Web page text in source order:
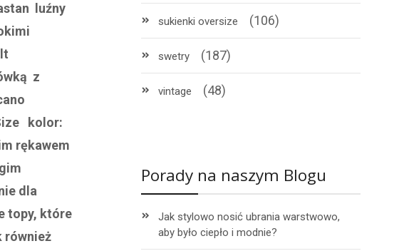
luźny
z
kolor:
rękawem
dla
topy, które
również
sukienki oversize (106)
swetry (187)
vintage (48)
Porady na naszym Blogu
Jak stylowo nosić ubrania warstwowo,
aby było ciepło i modnie?